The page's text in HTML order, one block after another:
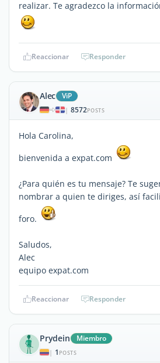
realizar. Te agradezco la
Reaccionar Responder
Alec ViP
| 8572POSTS
Hola Carolina,
bienvenida a expat.com
¿Para quién es tu mensaje? Te
nombrar a quien te diriges, así
foro.
Saludos,
Alec
equipo expat.com
Reaccionar Responder
Prydein Miembro
| 1 POSTS